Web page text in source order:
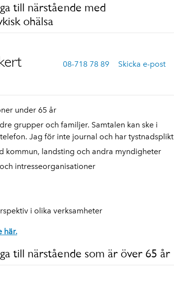
till närstående med
ohälsa
08-718 78 89 Skicka e-post
under 65 år
grupper och familjer. Samtalen kan ske i
Jag för inte journal och har tystnadsplikt
kommun, landsting och andra myndigheter
intresseorganisationer
i olika verksamheter
här.
till närstående som är över 65 år